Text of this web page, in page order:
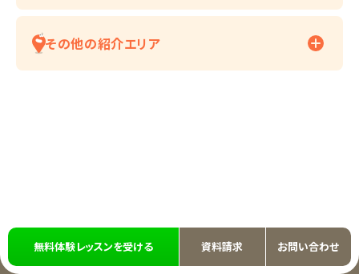
その他の紹介エリア
無料体験レッスンを受ける 資料請求 お問い合わせ